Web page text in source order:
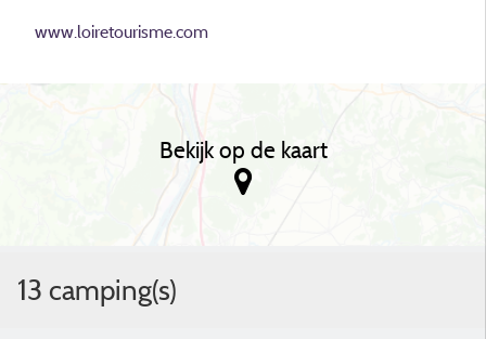
www.loiretourisme.com
13 camping(s)
Bekijk op de kaart